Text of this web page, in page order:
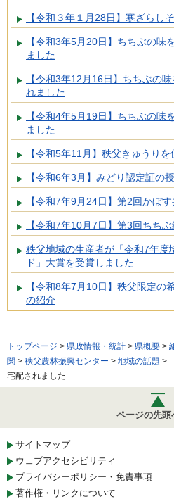
【令和３年１月28日】寒ざらし
【令和3年5月20日】ちちぶの味
ました
【令和3年12月16日】ちちぶの
れました
【令和4年5月19日】ちちぶの味
ました
【令和5年11月】秩父きゅうり
【令和6年3月】みどり認定証の
【令和7年9月24日】第2回かぼ
【令和7年10月7日】第3回ちち
秩父地域の生産者が「令和7年度
ド」大賞を受賞しました
【令和8年7月10日】秩父限定の
の紹介
トップページ > 県政情報・統計 > 県概要 >
関 > 秩父農林振興センター > 地域の話題 >
宅配されました
ページの先頭
サイトマップ
ウェブアクセシビリティ
プライバシーポリシー・免責事項
著作権・リンクについて